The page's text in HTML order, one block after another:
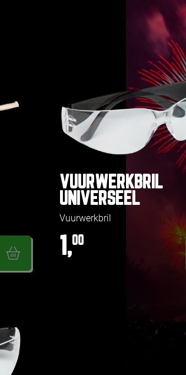
VUURWERKBRIL
UNIVERSEEL
Vuurwerkbril
1,00